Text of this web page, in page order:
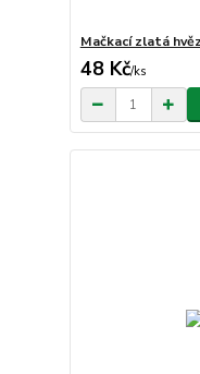
Mačkací zlatá
48 Kč/ks